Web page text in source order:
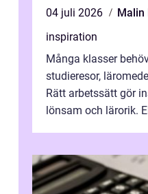
04 juli 2026
Malin
inspiration
Många klasser
studieresor,
Rätt arbetssätt gör
lönsam och lärorik.